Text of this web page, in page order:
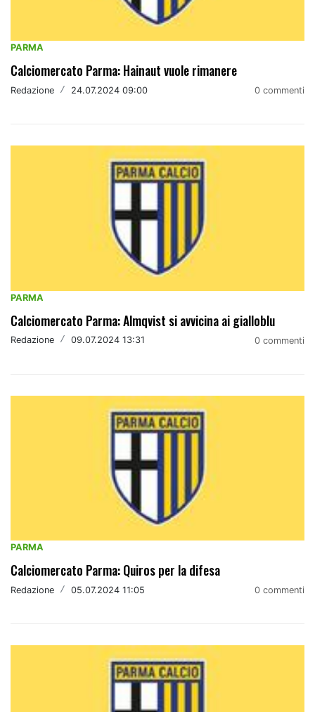
PARMA
Calciomercato Parma: Hainaut vuole rimanere
Redazione / 24.07.2024 09:00 0 commenti
PARMA
Calciomercato Parma: Almqvist si avvicina ai gialloblu
Redazione / 09.07.2024 13:31 0 commenti
PARMA
Calciomercato Parma: Quiros per la difesa
Redazione / 05.07.2024 11:05 0 commenti